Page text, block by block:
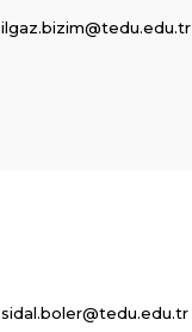
ilgaz.bizim@tedu.edu.tr
sidal.boler@tedu.edu.tr